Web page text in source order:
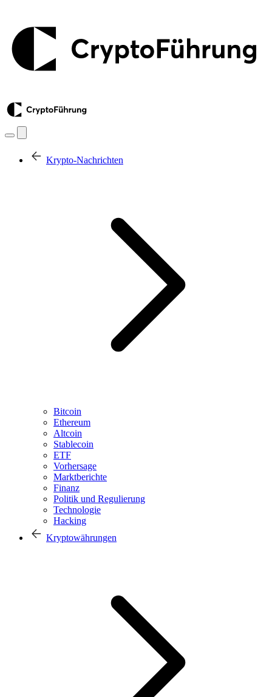
Krypto-Nachrichten
Bitcoin
Ethereum
Altcoin
Stablecoin
ETF
Vorhersage
Marktberichte
Finanz
Politik und Regulierung
Technologie
Hacking
Kryptowährungen